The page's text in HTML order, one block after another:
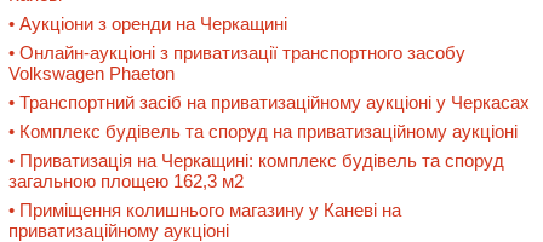
• Аукціони з оренди на Черкащині
• Онлайн-аукціоні з приватизації транспортного засобу
Volkswagen Phaeton
• Транспортний засіб на приватизаційному аукціоні у Черкасах
• Комплекс будівель та споруд на приватизаційному аукціоні
• Приватизація на Черкащині: комплекс будівель та споруд
загальною площею 162,3 м2
• Приміщення колишнього магазину у Каневі на
приватизаційному аукціоні